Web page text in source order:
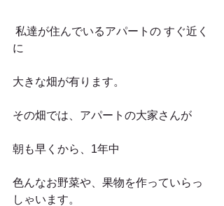
に
大きな畑が有ります。
その畑では、アパートの大家さんが
朝も早くから、1年中
色んなお野菜や、果物を作っていらっ
しゃいます。